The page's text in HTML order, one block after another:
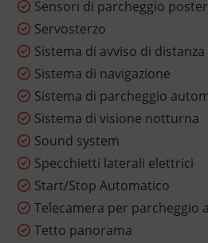
Sensori di parcheggio
Servosterzo
Sistema di avviso di distanza
Sistema di navigazione
Sistema di parcheggio
Sistema di visione notturna
Sound system
Specchietti laterali elettrici
Start/Stop Automatico
Telecamera per parcheggio
Tetto panorama